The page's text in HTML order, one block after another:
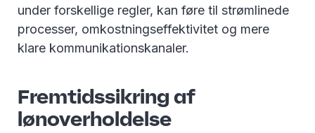
under forskellige regler, kan føre til strømlinede
processer, omkostningseffektivitet og mere
klare kommunikationskanaler.
Fremtidssikring af
lønoverholdelse